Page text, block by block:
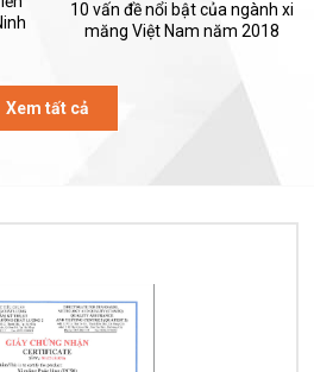
10 vấn đề nổi bật của ngành xi
măng Việt Nam năm 2018
Xem tất cả